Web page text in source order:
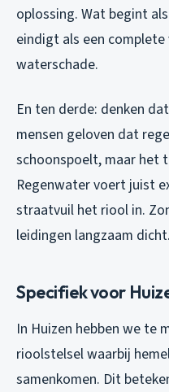
oplossing. Wat begint
eindigt als een
waterschade.
En ten derde: denken
mensen geloven dat
schoonspoelt, maar het
Regenwater voert juist
straatvuil het riool in.
leidingen langzaam dicht.
Specifiek voor
In Huizen hebben we te
rioolstelsel waarbij
samenkomen. Dit